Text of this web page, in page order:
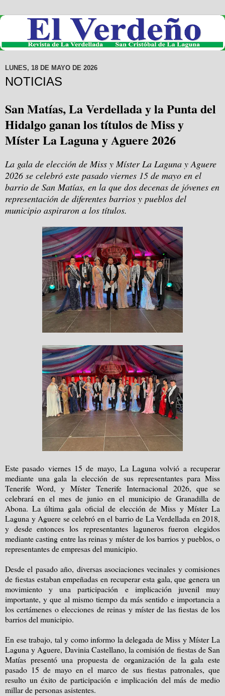
LUNES, 18 DE MAYO DE 2026
NOTICIAS
San Matías, La Verdellada y la Punta del
Hidalgo ganan los títulos de Miss y
Míster La Laguna y Aguere 2026
La gala de elección de Miss y Míster La Laguna y Aguere
2026 se celebró este pasado viernes 15 de mayo en el
barrio de San Matías, en la que dos decenas de jóvenes en
representación de diferentes barrios y pueblos del
municipio aspiraron a los títulos.
Este pasado viernes 15 de mayo, La Laguna volvió a recuperar
mediante una gala la elección de sus representantes para Miss
Tenerife Word, y Míster Tenerife Internacional 2026, que se
celebrará en el mes de junio en el municipio de Granadilla de
Abona. La última gala oficial de elección de Miss y Míster La
Laguna y Aguere se celebró en el barrio de La Verdellada en 2018,
y desde entonces los representantes laguneros fueron elegidos
mediante casting entre las reinas y míster de los barrios y pueblos, o
representantes de empresas del municipio.
Desde el pasado año, diversas asociaciones vecinales y comisiones
de fiestas estaban empeñadas en recuperar esta gala, que genera un
movimiento y una participación e implicación juvenil muy
importante, y que al mismo tiempo da más sentido e importancia a
los certámenes o elecciones de reinas y míster de las fiestas de los
barrios del municipio.
En ese trabajo, tal y como informo la delegada de Miss y Míster La
Laguna y Aguere, Davinia Castellano, la comisión de fiestas de San
Matías presentó una propuesta de organización de la gala este
pasado 15 de mayo en el marco de sus fiestas patronales, que
resulto un éxito de participación e implicación del más de medio
millar de personas asistentes.